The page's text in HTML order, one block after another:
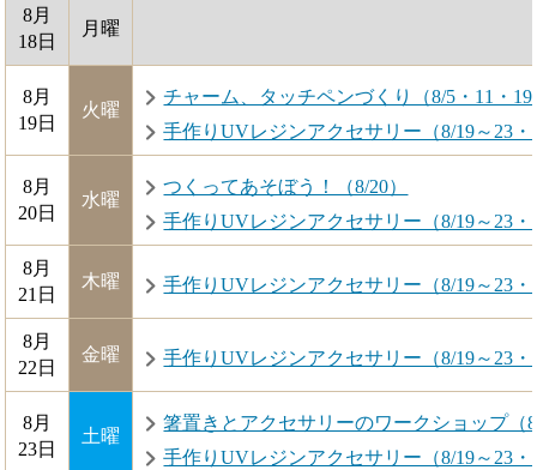
8月
18日
月曜
8月
19日
火曜
チャーム、タッチペンづくり（8/5・11・19
手作りUVレジンアクセサリー（8/19～23・
8月
20日
水曜
つくってあそぼう！（8/20）
手作りUVレジンアクセサリー（8/19～23・
8月
21日
木曜 手作りUVレジンアクセサリー（8/19～23・
8月
22日
金曜 手作りUVレジンアクセサリー（8/19～23・
8月
23日
土曜
箸置きとアクセサリーのワークショップ（
手作りUVレジンアクセサリー（8/19～23・